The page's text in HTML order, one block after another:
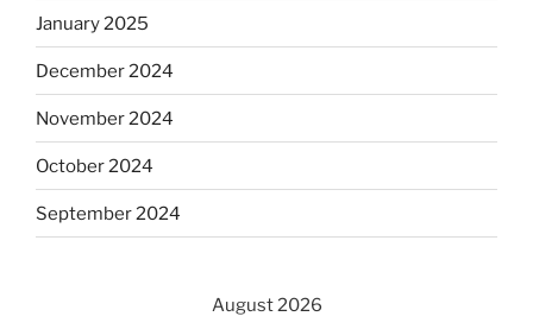
January 2025
December 2024
November 2024
October 2024
September 2024
August 2026